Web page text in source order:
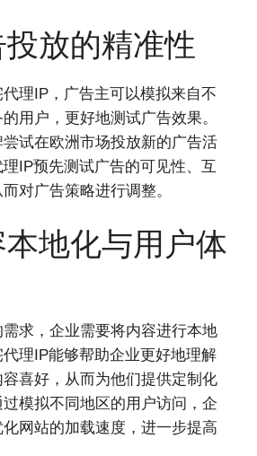
放的精准性
理IP，广告主可以模拟来自不
用户，更好地测试广告效果。
试在欧洲市场投放新的广告活
IP预先测试广告的可见性、互
对广告策略进行调整。
地化与用户体
求，企业需要将内容进行本地
理IP能够帮助企业更好地理解
喜好，从而为他们提供定制化
模拟不同地区的用户访问，企
网站的加载速度，进一步提高